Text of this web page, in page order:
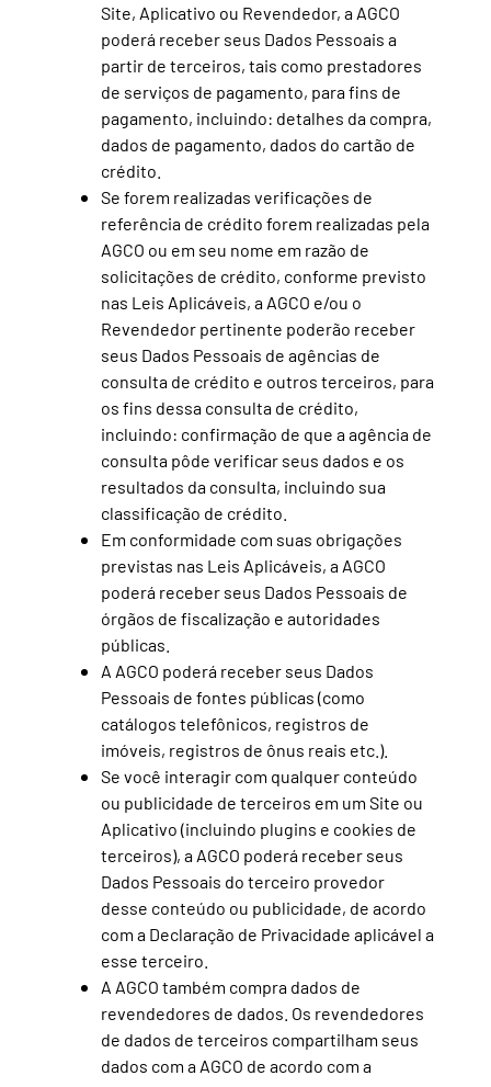
Site, Aplicativo ou Revendedor, a AGCO
poderá receber seus Dados Pessoais a
partir de terceiros, tais como prestadores
de serviços de pagamento, para fins de
pagamento, incluindo: detalhes da compra,
dados de pagamento, dados do cartão de
crédito.
Se forem realizadas verificações de
referência de crédito forem realizadas pela
AGCO ou em seu nome em razão de
solicitações de crédito, conforme previsto
nas Leis Aplicáveis, a AGCO e/ou o
Revendedor pertinente poderão receber
seus Dados Pessoais de agências de
consulta de crédito e outros terceiros, para
os fins dessa consulta de crédito,
incluindo: confirmação de que a agência de
consulta pôde verificar seus dados e os
resultados da consulta, incluindo sua
classificação de crédito.
Em conformidade com suas obrigações
previstas nas Leis Aplicáveis, a AGCO
poderá receber seus Dados Pessoais de
órgãos de fiscalização e autoridades
públicas.
A AGCO poderá receber seus Dados
Pessoais de fontes públicas (como
catálogos telefônicos, registros de
imóveis, registros de ônus reais etc.).
Se você interagir com qualquer conteúdo
ou publicidade de terceiros em um Site ou
Aplicativo (incluindo plugins e cookies de
terceiros), a AGCO poderá receber seus
Dados Pessoais do terceiro provedor
desse conteúdo ou publicidade, de acordo
com a Declaração de Privacidade aplicável a
esse terceiro.
A AGCO também compra dados de
revendedores de dados. Os revendedores
de dados de terceiros compartilham seus
dados com a AGCO de acordo com a